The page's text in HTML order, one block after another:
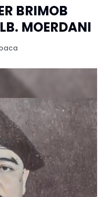
BRIMOB
MOERDANI